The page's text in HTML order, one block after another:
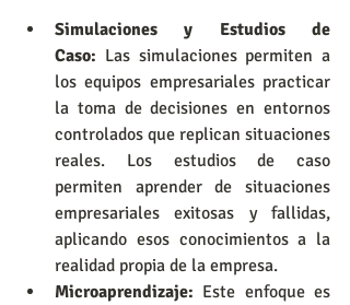
Simulaciones y Estudios de
Caso: Las simulaciones permiten a
los equipos empresariales practicar
la toma de decisiones en entornos
controlados que replican situaciones
reales. Los estudios de caso
permiten aprender de situaciones
empresariales exitosas y fallidas,
aplicando esos conocimientos a la
realidad propia de la empresa.
Microaprendizaje: Este enfoque es